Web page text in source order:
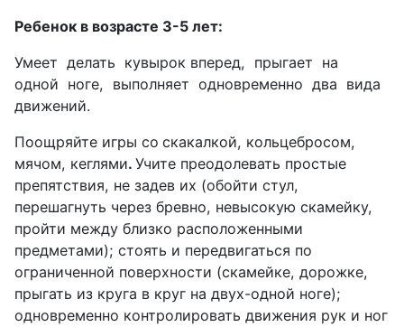
Ребенок в возрасте 3-5 лет:
Умеет делать кувырок вперед, прыгает на
одной ноге, выполняет одновременно два вида
движений.
Поощряйте игры со скакалкой, кольцебросом,
мячом, кеглями. Учите преодолевать простые
препятствия, не задев их (обойти стул,
перешагнуть через бревно, невысокую скамейку,
пройти между близко расположенными
предметами); стоять и передвигаться по
ограниченной поверхности (скамейке, дорожке,
прыгать из круга в круг на двух-одной ноге);
одновременно контролировать движения рук и ног